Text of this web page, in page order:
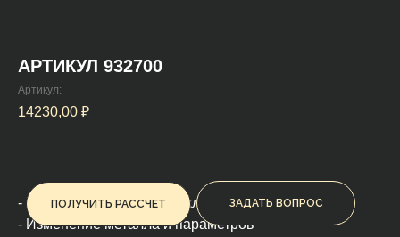
ПОЛУЧИТЬ РАССЧЕТ ЗАДАТЬ ВОПРОС
АРТИКУЛ 932700
Артикул:
14230,00 ₽
- На заказ или на мастер-классе
- Изменение металла и параметров